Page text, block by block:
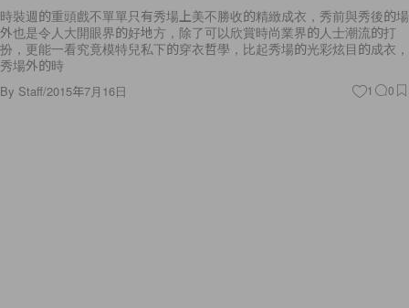
時裝週的重頭戲不單單只有秀場上美不勝收的精緻成衣，秀前與秀後的場
外也是令人大開眼界的好地方，除了可以欣賞時尚業界的人士潮流的打
扮，更能一看究竟模特兒私下的穿衣哲學，比起秀場的光彩炫目的成衣，
秀場外的時
By Staff/2015年7月16日 1 0